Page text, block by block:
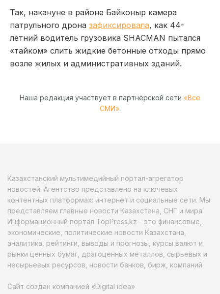
Так, накануне в районе Байконыр камера
патрульного дрона зафиксировала, как 44-
летний водитель грузовика SHACMAN пытался
«тайком» слить жидкие бетонные отходы прямо
возле жилых и административных зданий.
Наша редакция участвует в партнёрской сети «Все
СМИ».
Казахстанский мультимедийный портал-агрегатор
новостей. Агентство представлено на ключевых
контентных платформах: интернет и социальные сети. Мы
представляем главные новости Казахстана, СНГ и мира.
Информационный портал TopPress.kz - это финансовые,
экономические, политические новости Казахстана,
аналитика, рейтинги, выводы и прогнозы, курсы валют и
рынки ценных бумаг, драгоценных металлов, сырьевых и
несырьевых ресурсов, новости банков, бирж, компаний.
Сайт создан компанией «Digital idea»